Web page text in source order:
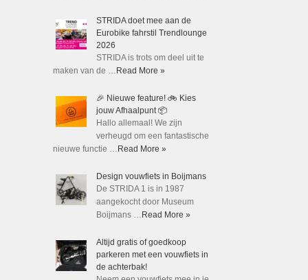
STRIDA doet mee aan de
Eurobike fahrstil Trendlounge
2026
STRIDA is trots om deel uit te
maken van de … Read More »
🎉 Nieuwe feature! 🚲 Kies
jouw Afhaalpunt 📦
Hallo allemaal! We zijn
verheugd om een fantastische
nieuwe functie … Read More »
Design vouwfiets in Boijmans
De STRIDA 1 is in 1987
aangekocht door Museum
Boijmans … Read More »
Altijd gratis of goedkoop
parkeren met een vouwfiets in
de achterbak!